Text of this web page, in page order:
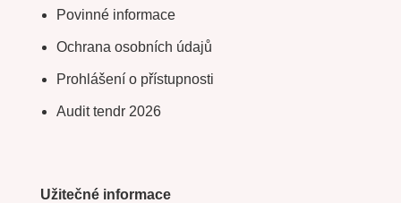
Povinné informace
Ochrana osobních údajů
Prohlášení o přístupnosti
Audit tendr 2026
Užitečné informace